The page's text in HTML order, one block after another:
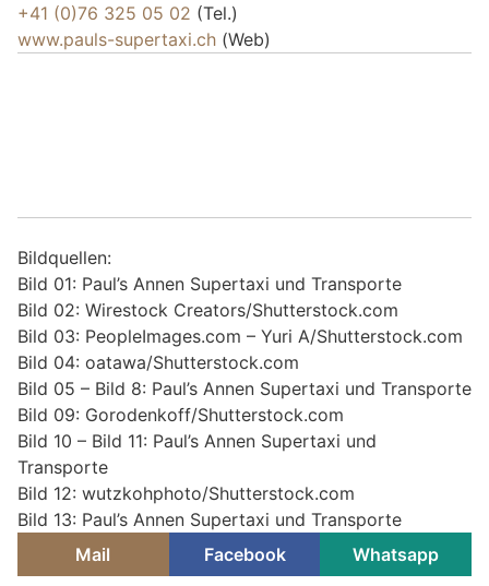
+41 (0)76 325 05 02 (Tel.)
www.pauls-supertaxi.ch (Web)
Bildquellen:
Bild 01: Paul’s Annen Supertaxi und Transporte
Bild 02: Wirestock Creators/Shutterstock.com
Bild 03: PeopleImages.com – Yuri A/Shutterstock.com
Bild 04: oatawa/Shutterstock.com
Bild 05 – Bild 8: Paul’s Annen Supertaxi und Transporte
Bild 09: Gorodenkoff/Shutterstock.com
Bild 10 – Bild 11: Paul’s Annen Supertaxi und
Transporte
Bild 12: wutzkohphoto/Shutterstock.com
Bild 13: Paul’s Annen Supertaxi und Transporte
Mail
Facebook Whatsapp